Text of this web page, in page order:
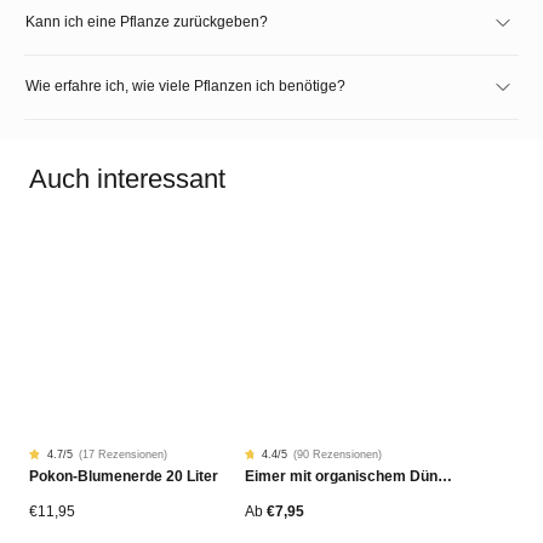
Kann ich eine Pflanze zurückgeben?
Wie erfahre ich, wie viele Pflanzen ich benötige?
Auch interessant
Rated
4.68
von
17
Kundenstimmen
4.7/5 (17 Rezensionen)
Pokon-Blumenerde 20 Liter
€11,95
Rated
4.42
von
90
Kundenstimmen
4.4/5 (90 Rezensionen)
Eimer mit organischem Dünger
Ab €7,95